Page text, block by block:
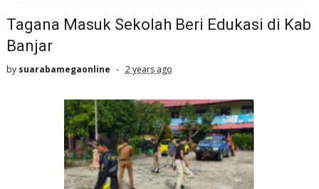
Tagana Masuk Sekolah Beri Edukasi di Kab
Banjar
by suarabamegaonline 2 years ago